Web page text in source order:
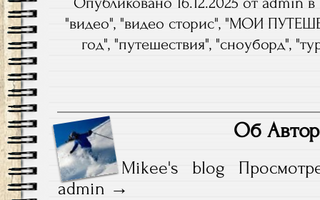
"видео", "видео сторис", "МОИ
год", "путешествия", "сноуборд", "
Об
Mikee's blog
admin